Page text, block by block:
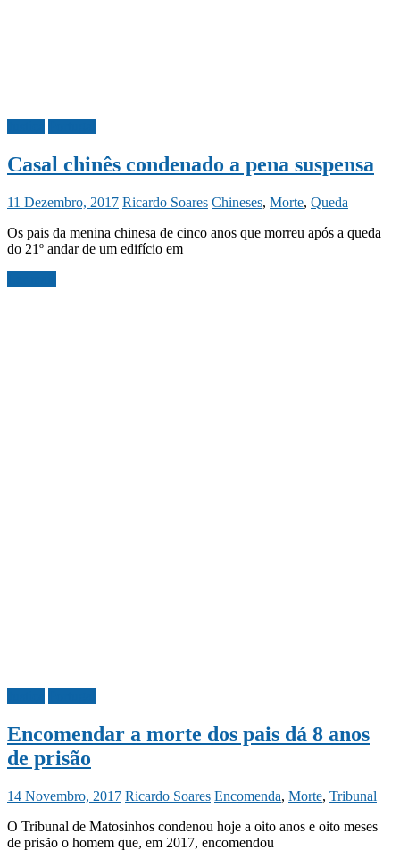
Casal chinês condenado a pena suspensa
11 Dezembro, 2017 Ricardo Soares Chineses, Morte, Queda
Os pais da menina chinesa de cinco anos que morreu após a queda
do 21º andar de um edifício em
Encomendar a morte dos pais dá 8 anos
de prisão
14 Novembro, 2017 Ricardo Soares Encomenda, Morte, Tribunal
O Tribunal de Matosinhos condenou hoje a oito anos e oito meses
de prisão o homem que, em 2017, encomendou